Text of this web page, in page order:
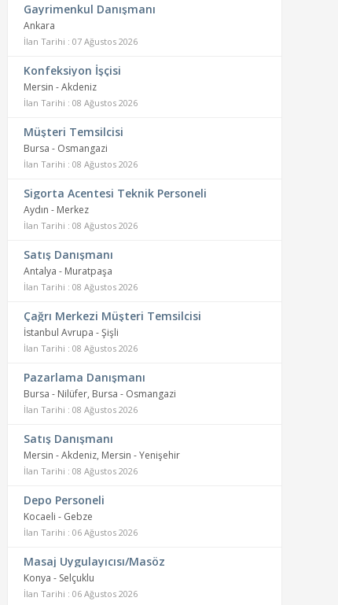
Gayrimenkul Danışmanı
Ankara
İlan Tarihi : 07 Ağustos 2026
Konfeksiyon İşçisi
Mersin - Akdeniz
İlan Tarihi : 08 Ağustos 2026
Müşteri Temsilcisi
Bursa - Osmangazi
İlan Tarihi : 08 Ağustos 2026
Sigorta Acentesi Teknik Personeli
Aydın - Merkez
İlan Tarihi : 08 Ağustos 2026
Satış Danışmanı
Antalya - Muratpaşa
İlan Tarihi : 08 Ağustos 2026
Çağrı Merkezi Müşteri Temsilcisi
İstanbul Avrupa - Şişli
İlan Tarihi : 08 Ağustos 2026
Pazarlama Danışmanı
Bursa - Nilüfer, Bursa - Osmangazi
İlan Tarihi : 08 Ağustos 2026
Satış Danışmanı
Mersin - Akdeniz, Mersin - Yenişehir
İlan Tarihi : 08 Ağustos 2026
Depo Personeli
Kocaeli - Gebze
İlan Tarihi : 06 Ağustos 2026
Masaj Uygulayıcısı/Masöz
Konya - Selçuklu
İlan Tarihi : 06 Ağustos 2026